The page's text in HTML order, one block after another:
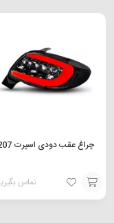
چراغ عقب دودی اسپرت 207
تماس
افزودن